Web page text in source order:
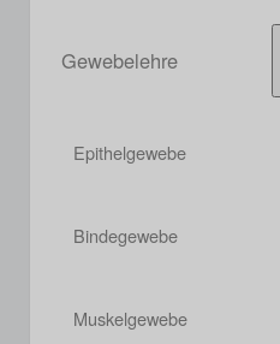
Gewebelehre
Epithelgewebe
Bindegewebe
Muskelgewebe